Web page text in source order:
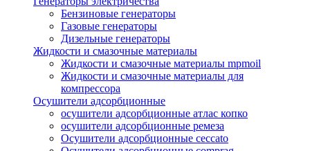
Бензиновые генераторы
Газовые генераторы
Дизельные генераторы
Жидкости и смазочные материалы
Жидкости и смазочные материалы mpmoil
Жидкости и смазочные материалы для
компрессора
Осушители адсорбционные
осушители адсорбционные атлас копко
осушители адсорбционные ремеза
Осушители адсорбционные ceccato